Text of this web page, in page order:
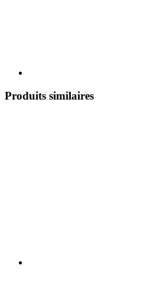
Produits similaires